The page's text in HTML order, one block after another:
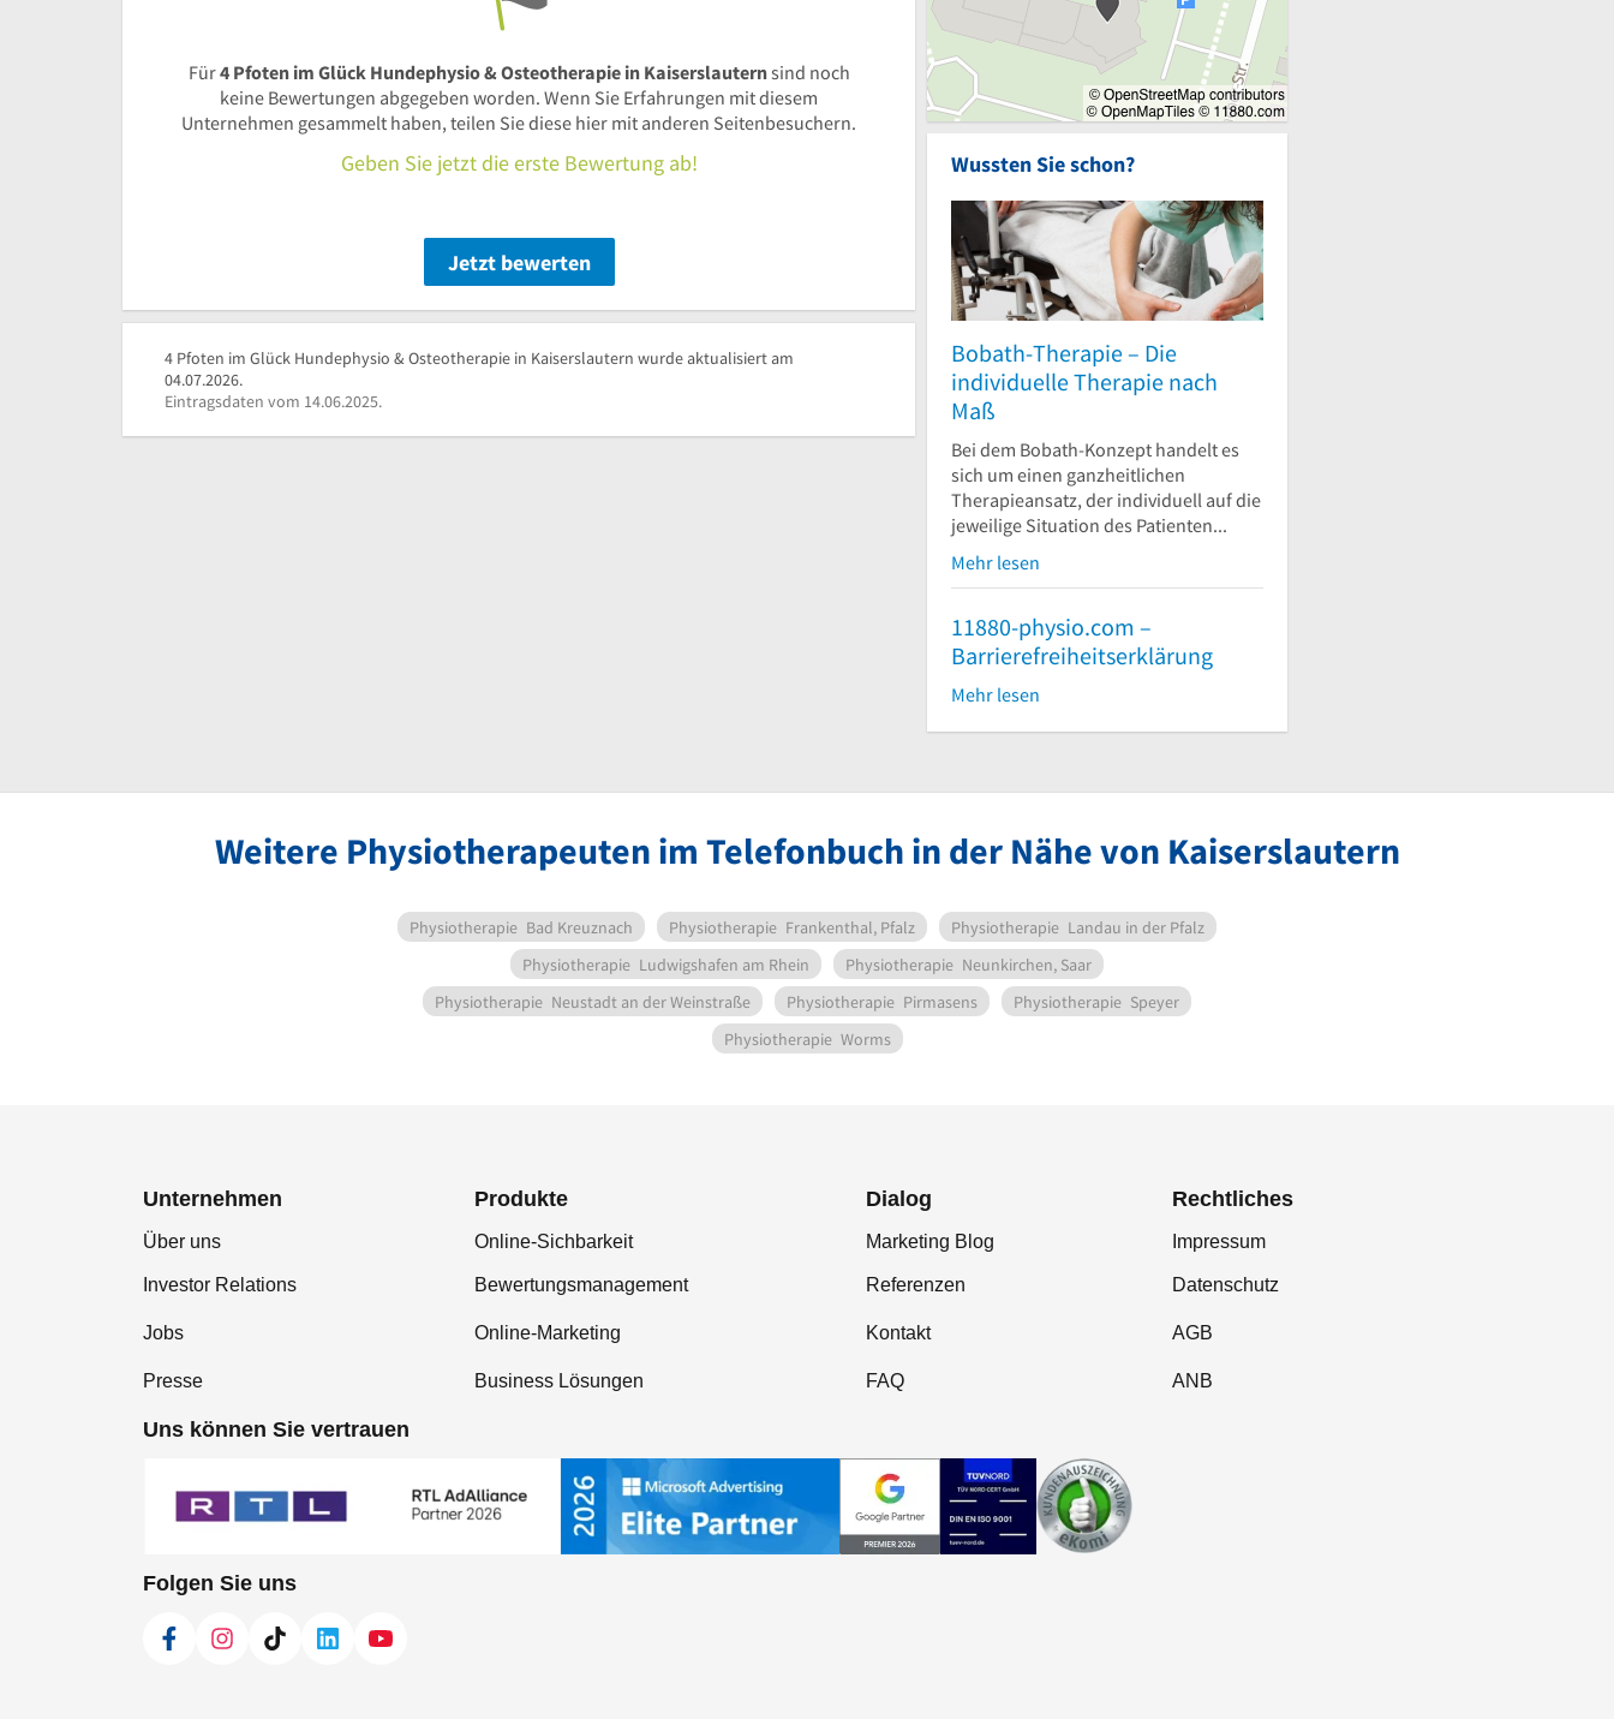
Für4 Pfoten im Glück Hundephysio & Osteotherapie in Kaiserslauternsind noch
keine Bewertungen abgegeben worden. Wenn Sie Erfahrungen mit diesem
Unternehmen gesammelt haben, teilen Sie diese hier mit anderen Seitenbesuchern.
Geben Sie jetzt die erste Bewertung ab!
Jetzt bewerten
4 Pfoten im Glück Hundephysio & Osteotherapie in Kaiserslautern wurde aktualisiert am
04.07.2026.
Eintragsdaten vom 14.06.2025.
Wussten Sie schon?
Bobath-Therapie – Die
individuelle Therapie nach
Maß
Bei dem Bobath-Konzept handelt es
sich um einen ganzheitlichen
Therapieansatz, der individuell auf die
jeweilige Situation des Patienten...
Mehr lesen
11880-physio.com –
Barrierefreiheitserklärung
Mehr lesen
Weitere Physiotherapeuten im Telefonbuch in der Nähe von Kaiserslautern
Physiotherapie Bad Kreuznach Physiotherapie Frankenthal, Pfalz Physiotherapie Landau in der Pfalz
Physiotherapie Ludwigshafen am Rhein Physiotherapie Neunkirchen, Saar
Physiotherapie Neustadt an der Weinstraße Physiotherapie Pirmasens Physiotherapie Speyer
Physiotherapie Worms
Unternehmen
Über uns
Investor Relations
Jobs
Presse
Produkte
Online-Sichbarkeit
Bewertungsmanagement
Online-Marketing
Business Lösungen
Dialog
Marketing Blog
Referenzen
Kontakt
FAQ
Rechtliches
Impressum
Datenschutz
AGB
ANB
Uns können Sie vertrauen
Folgen Sie uns